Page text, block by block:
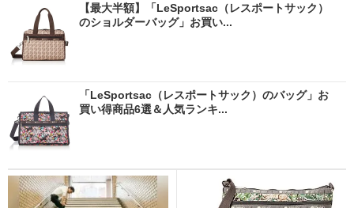
【最大半額】「LeSportsac（レスポートサック）
のショルダーバッグ」お買い...
「LeSportsac（レスポートサック）のバッグ」お
買い得商品6選＆人気ランキ...